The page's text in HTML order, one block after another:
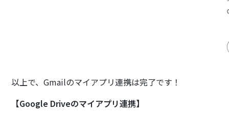
以上で、Gmailのマイアプリ連携は完了です！
【Google Driveのマイアプリ連携】